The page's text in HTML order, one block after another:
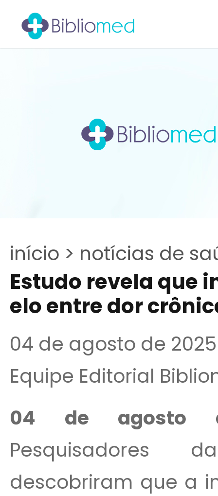
início > notícias de
Estudo revela que
elo entre dor
04 de agosto de 2025
Equipe Editorial
04 de agosto
Pesquisadores
descobriram que a